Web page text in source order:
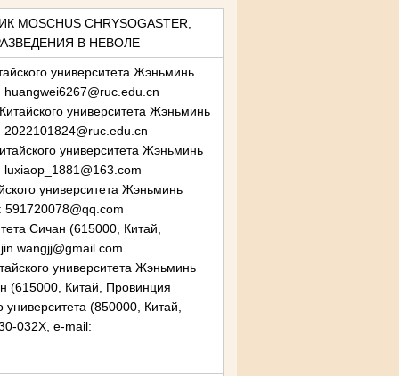
CHRYSOGASTER,
В НЕВОЛЕ
университета Жэньминь
университета Жэньминь
университета Жэньминь
университета Жэньминь
Cичан (615000, Китай,
университета Жэньминь
(615000, Китай, Провинция
(850000, Китай,
032X, e-mail: